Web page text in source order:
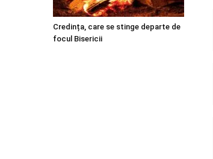
Credința, care se stinge departe de
focul Bisericii